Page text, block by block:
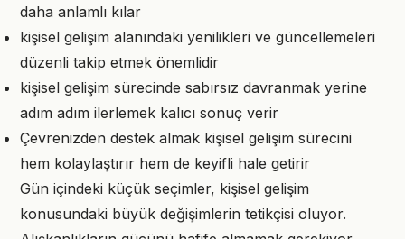
daha anlamlı kılar
kişisel gelişim alanındaki yenilikleri ve güncellemeleri
düzenli takip etmek önemlidir
kişisel gelişim sürecinde sabırsız davranmak yerine
adım adım ilerlemek kalıcı sonuç verir
Çevrenizden destek almak kişisel gelişim sürecini
hem kolaylaştırır hem de keyifli hale getirir
Gün içindeki küçük seçimler, kişisel gelişim
konusundaki büyük değişimlerin tetikçisi oluyor.